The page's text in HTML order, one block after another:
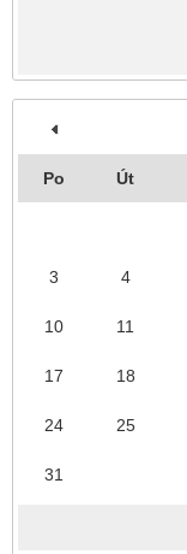
Po Út
3 4
10 11
17 18
24 25
31